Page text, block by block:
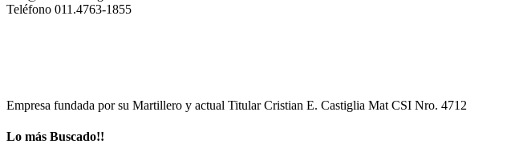
Teléfono 011.4763-1855
Empresa fundada por su Martillero y actual Titular Cristian E. Castiglia Mat CSI Nro. 4712
Lo más Buscado!!